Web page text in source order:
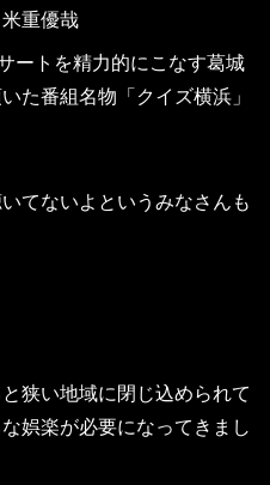
重優哉
ートを精力的にこなす葛城
た番組名物「クイズ横浜」
てないよというみなさんも
狭い地域に閉じ込められて
娯楽が必要になってきまし